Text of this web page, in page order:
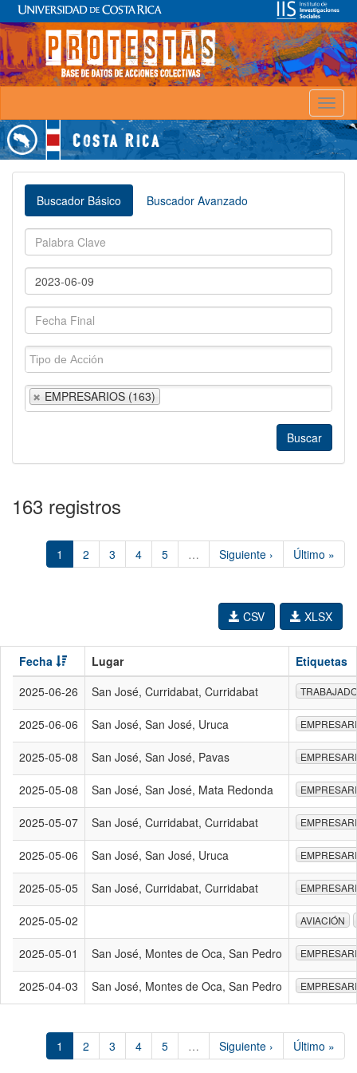
Buscador Básico Buscador Avanzado
EMPRESARIOS (163)
163 registros
1 2 3 4 5 … Siguiente › Último »
XLSX
CSV
Fecha Lugar
Etiquetas
2025-06-26
San José, Curridabat, Curridabat
2025-06-06 San José, San José, Uruca
2025-05-08 San José, San José, Pavas
2025-05-08 San José, San José, Mata Redonda
2025-05-07 San José, Curridabat, Curridabat
2025-05-06 San José, San José, Uruca
2025-05-05 San José, Curridabat, Curridabat
2025-05-02 AVIACIÓN
2025-05-01 San José, Montes de Oca, San Pedro
2025-04-03 San José, Montes de Oca, San Pedro
1 2 3 4 5 … Siguiente › Último »